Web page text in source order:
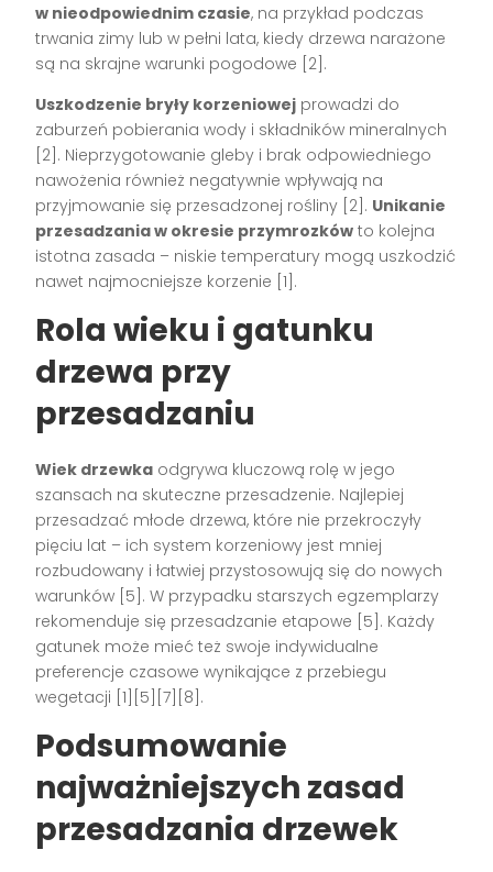
w nieodpowiednim czasie, na przykład podczas
trwania zimy lub w pełni lata, kiedy drzewa narażone
są na skrajne warunki pogodowe [2] .
Uszkodzenie bryły korzeniowej prowadzi do
zaburzeń pobierania wody i składników mineralnych
[2] . Nieprzygotowanie gleby i brak odpowiedniego
nawożenia również negatywnie wpływają na
przyjmowanie się przesadzonej rośliny [2] . Unikanie
przesadzania w okresie przymrozków to kolejna
istotna zasada – niskie temperatury mogą uszkodzić
nawet najmocniejsze korzenie [1] .
Rola wieku i gatunku
drzewa przy
przesadzaniu
Wiek drzewka odgrywa kluczową rolę w jego
szansach na skuteczne przesadzenie. Najlepiej
przesadzać młode drzewa, które nie przekroczyły
pięciu lat – ich system korzeniowy jest mniej
rozbudowany i łatwiej przystosowują się do nowych
warunków [5] . W przypadku starszych egzemplarzy
rekomenduje się przesadzanie etapowe [5] . Każdy
gatunek może mieć też swoje indywidualne
preferencje czasowe wynikające z przebiegu
wegetacji [1][5][7][8] .
Podsumowanie
najważniejszych zasad
przesadzania drzewek